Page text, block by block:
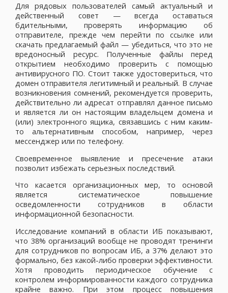
Для рядовых пользователей самый актуальный и
действенный совет — всегда оставаться
бдительными, проверять информацию об
отправителе, прежде чем перейти по ссылке или
скачать предлагаемый файл — убедиться, что это не
вредоносный ресурс. Полученные файлы перед
открытием необходимо проверить с помощью
антивирусного ПО. Стоит также удостовериться, что
домен отправителя легитимный и реальный. В случае
возникновения сомнений, рекомендуется проверить,
действительно ли адресат отправлял данное письмо
и является ли он настоящим владельцем домена и
(или) электронного ящика, связавшись с ним каким-
то альтернативным способом, например, через
мессенджер или по телефону.
Своевременное выявление и пресечение атаки
позволит избежать серьезных последствий.
Что касается организационных мер, то основой
является систематическое повышение
осведомленности сотрудников в области
информационной безопасности.
Исследование компаний в области ИБ показывают,
что 38% организаций вообще не проводят тренинги
для сотрудников по вопросам ИБ, а 37% делают это
формально, без какой-либо проверки эффективности.
Хотя проводить периодическое обучение с
контролем информированности каждого сотрудника
крайне важно. При этом процесс повышения